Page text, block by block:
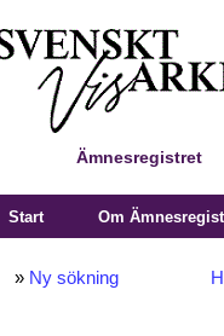
Ämnesregistret
Start Om
» Ny sökning